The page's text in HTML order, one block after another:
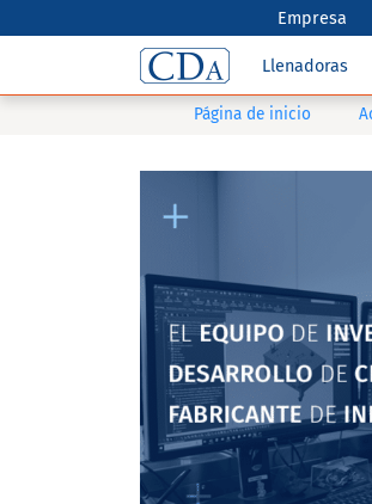
Empresa
Llenadoras
Página de inicio